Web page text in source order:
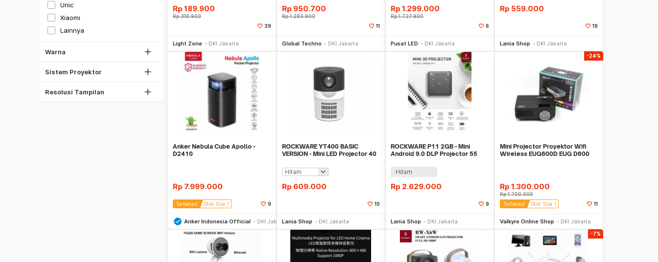
Unic
Xiaomi
Lainnya
Warna
Pink
Multi Warna
Sistem Proyektor
Proyektor DLP
Resolusi Tampilan
800x480
854x480
1920 x 1080
Rp 189.900
Rp310.900
39
Light Zone DKI Jakarta
Rp 950.700
Rp1.283.900
11
Global Techno DKI Jakarta
Rp 1.299.000
Rp1.727.900
6
Pusat LED DKI Jakarta
Rp 559.000
19
Lania Shop DKI Jakarta
Anker Nebula Cube Apollo -
D2410
Rp 7.999.000
Terbatas! Stok Sisa 1 9
Anker Indonesia Official DKI Jakarta
ROCKWARE YT400 BASIC
VERSION - Mini LED Projector 40
Rp 609.000
10
Lania Shop DKI Jakarta
ROCKWARE P11 2GB - Mini
Android 9.0 DLP Projector 55
Hitam
Rp 2.629.000
9
Lania Shop DKI Jakarta
-24%
Mini Projector Proyektor Wifi
Wireless EUG600D EUG D600
Rp 1.300.000
Rp1.700.000
Terbatas!
Stok Sisa 1 11
Valkyre Online Shop DKI Jakarta
-7%